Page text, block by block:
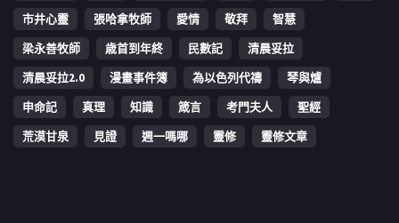
市井心靈
張哈拿牧師 愛情 敬拜
智慧
梁永善牧師
歳首到年終 民數記
清晨妥拉
清晨妥拉2.0
漫畫事件簿 為以色列代禱
琴與爐
申命記
真理 知識 箴言 考門夫人
聖經
荒漠甘泉
見證 週一嗎哪 靈修 靈修文章